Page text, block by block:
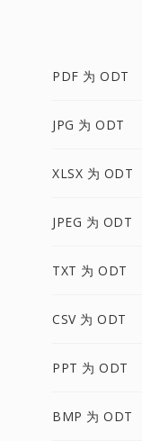
PDF 为 ODT
JPG 为 ODT
XLSX 为 ODT
JPEG 为 ODT
TXT 为 ODT
CSV 为 ODT
PPT 为 ODT
BMP 为 ODT